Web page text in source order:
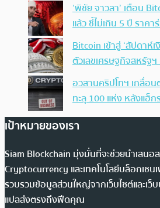
‘พิชัย จาวลา’ เตือน
แล้ว ชี้ไม่เกิน 5 ปี ราค
Bitcoin เข้าสู่ ‘สัปดาห์
ตัวเลขเศรษฐกิจสหรัฐ
อวสานคริปโทฯ เกลื่อ
ทะลุ 100 แห่ง หลังแฮ็
เป้าหมายของเรา
Siam Blockchain มุ่งมั่นที่จะช่วยนำเสนอ
Cryptocurrency และเทคโนโลยีบล็อกเชน
รวบรวมข้อมูลส่วนใหญ่จากเว็บไซต์และเว็
แปลส่งตรงถึงฟีดคุณ